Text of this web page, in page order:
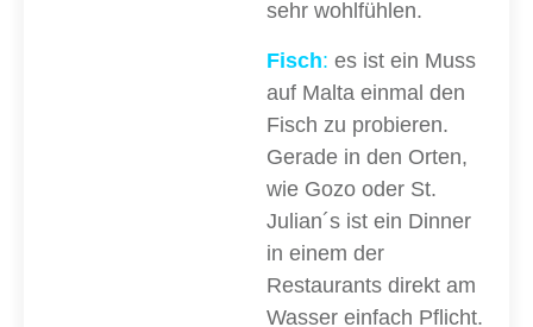
sehr wohlfühlen.
Fisch: es ist ein Muss
auf Malta einmal den
Fisch zu probieren.
Gerade in den Orten,
wie Gozo oder St.
Julian´s ist ein Dinner
in einem der
Restaurants direkt am
Wasser einfach Pflicht.